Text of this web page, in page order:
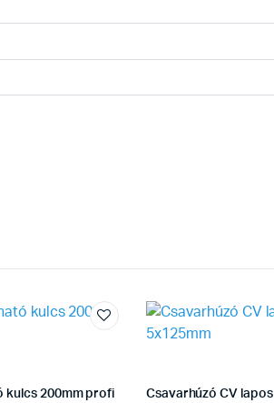
kulcs 200mm profi
Csavarhúzó CV lapos